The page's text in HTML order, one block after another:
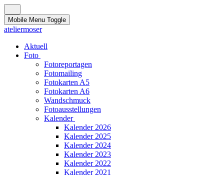
Mobile Menu Toggle
ateliermoser
Aktuell
Foto
Fotoreportagen
Fotomailing
Fotokarten A5
Fotokarten A6
Wandschmuck
Fotoausstellungen
Kalender
Kalender 2026
Kalender 2025
Kalender 2024
Kalender 2023
Kalender 2022
Kalender 2021